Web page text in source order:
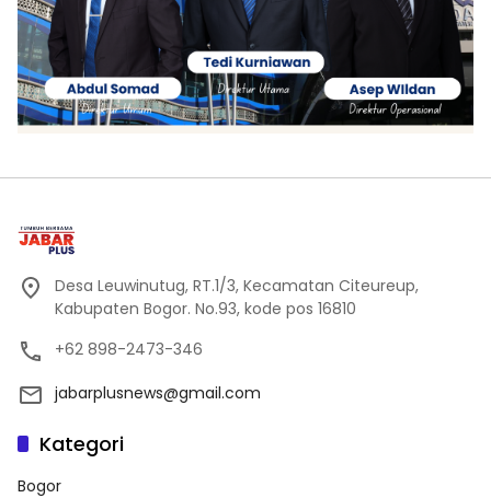
Desa Leuwinutug, RT.1/3, Kecamatan Citeureup,
Kabupaten Bogor. No.93, kode pos 16810
+62 898-2473-346
jabarplusnews@gmail.com
Kategori
Bogor